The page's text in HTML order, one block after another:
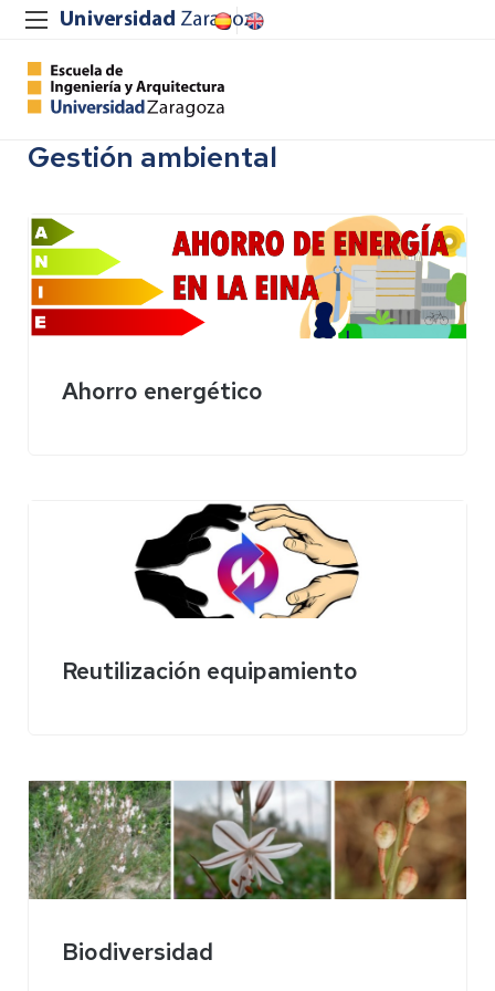
Gestión ambiental
Ahorro energético
Reutilización equipamiento
Biodiversidad